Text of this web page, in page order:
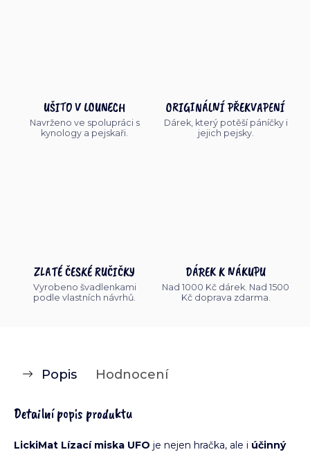
UŠITO V LOUNECH
Navrženo ve spolupráci s
kynology a pejskaři.
ORIGINÁLNÍ PŘEKVAPENÍ
Dárek, který potěší páníčky i
jejich pejsky.
ZLATÉ ČESKÉ RUČIČKY
Vyrobeno švadlenkami
podle vlastních návrhů.
DÁREK K NÁKUPU
Nad 1000 Kč dárek. Nad 1500
Kč doprava zdarma.
Popis Hodnocení
Detailní popis produktu
LickiMat Lízací miska UFO je nejen hračka, ale i účinný